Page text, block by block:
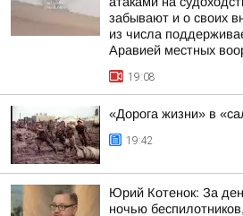
забывают и о своих
из числа
Аравией местных
19:08
«Дорога жизни» в
19:42
Юрий Котенок: За
ночью